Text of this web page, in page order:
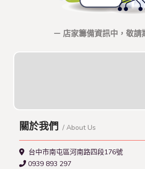
－ 店家籌備資訊中，敬請
關於我們 / About Us
台中市南屯區河南路四段176號
0939 893 297